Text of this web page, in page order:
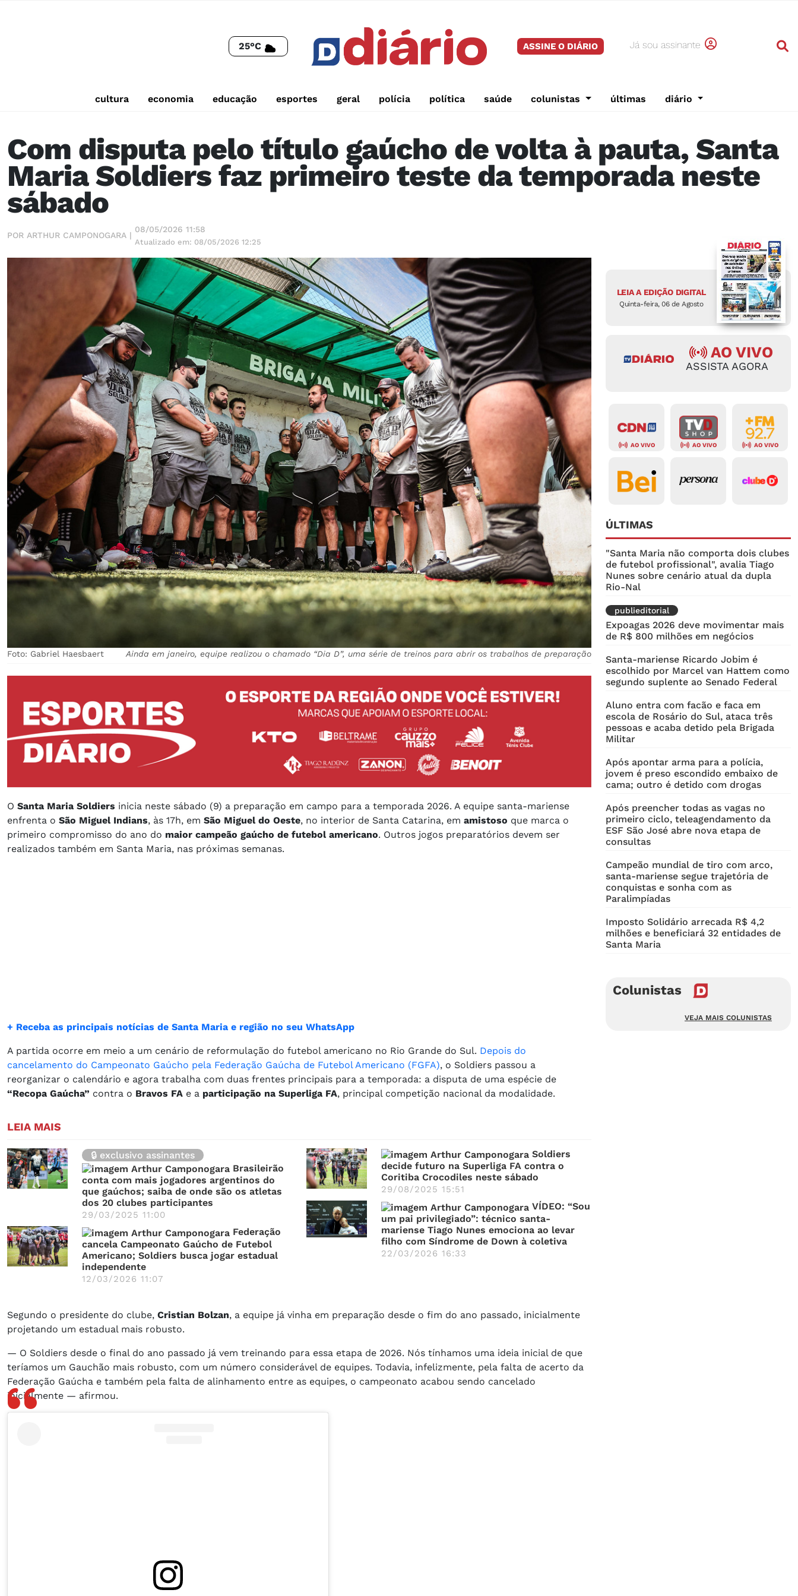
25°C ASSINE O DIÁRIO Já sou assinante
cultura economia educação esportes geral polícia política saúde colunistas últimas diário
Com disputa pelo título gaúcho de volta à pauta, Santa
Maria Soldiers faz primeiro teste da temporada neste
sábado
POR ARTHUR CAMPONOGARA |
08/05/2026 11:58
Atualizado em: 08/05/2026 12:25
Foto: Gabriel Haesbaert Ainda em janeiro, equipe realizou o chamado “Dia D”, uma série de treinos para abrir os trabalhos de preparação
O Santa Maria Soldiers inicia neste sábado (9) a preparação em campo para a temporada 2026. A equipe santa-mariense
enfrenta o São Miguel Indians, às 17h, em São Miguel do Oeste, no interior de Santa Catarina, em amistoso que marca o
primeiro compromisso do ano do maior campeão gaúcho de futebol americano. Outros jogos preparatórios devem ser
realizados também em Santa Maria, nas próximas semanas.
+ Receba as principais notícias de Santa Maria e região no seu WhatsApp
A partida ocorre em meio a um cenário de reformulação do futebol americano no Rio Grande do Sul. Depois do
cancelamento do Campeonato Gaúcho pela Federação Gaúcha de Futebol Americano (FGFA), o Soldiers passou a
reorganizar o calendário e agora trabalha com duas frentes principais para a temporada: a disputa de uma espécie de
“Recopa Gaúcha” contra o Bravos FA e a participação na Superliga FA, principal competição nacional da modalidade.
LEIA MAIS
🔒 exclusivo assinantes
Brasileirão
conta com mais jogadores argentinos do
que gaúchos; saiba de onde são os atletas
dos 20 clubes participantes
29/03/2025 11:00
Federação
cancela Campeonato Gaúcho de Futebol
Americano; Soldiers busca jogar estadual
independente
12/03/2026 11:07
Soldiers
decide futuro na Superliga FA contra o
Coritiba Crocodiles neste sábado
29/08/2025 15:51
VÍDEO: “Sou
um pai privilegiado”: técnico santa-
mariense Tiago Nunes emociona ao levar
filho com Síndrome de Down à coletiva
22/03/2026 16:33
Segundo o presidente do clube, Cristian Bolzan, a equipe já vinha em preparação desde o fim do ano passado, inicialmente
projetando um estadual mais robusto.
— O Soldiers desde o final do ano passado já vem treinando para essa etapa de 2026. Nós tínhamos uma ideia inicial de que
teríamos um Gauchão mais robusto, com um número considerável de equipes. Todavia, infelizmente, pela falta de acerto da
Federação Gaúcha e também pela falta de alinhamento entre as equipes, o campeonato acabou sendo cancelado
inicialmente — afirmou.
LEIA A EDIÇÃO DIGITAL
Quinta-feira, 06 de Agosto
AO VIVO
ASSISTA AGORA
AO VIVO AO VIVO AO VIVO
ÚLTIMAS
"Santa Maria não comporta dois clubes
de futebol profissional", avalia Tiago
Nunes sobre cenário atual da dupla
Rio-Nal
publieditorial
Expoagas 2026 deve movimentar mais
de R$ 800 milhões em negócios
Santa-mariense Ricardo Jobim é
escolhido por Marcel van Hattem como
segundo suplente ao Senado Federal
Aluno entra com facão e faca em
escola de Rosário do Sul, ataca três
pessoas e acaba detido pela Brigada
Militar
Após apontar arma para a polícia,
jovem é preso escondido embaixo de
cama; outro é detido com drogas
Após preencher todas as vagas no
primeiro ciclo, teleagendamento da
ESF São José abre nova etapa de
consultas
Campeão mundial de tiro com arco,
santa-mariense segue trajetória de
conquistas e sonha com as
Paralimpíadas
Imposto Solidário arrecada R$ 4,2
milhões e beneficiará 32 entidades de
Santa Maria
Colunistas
VEJA MAIS COLUNISTAS